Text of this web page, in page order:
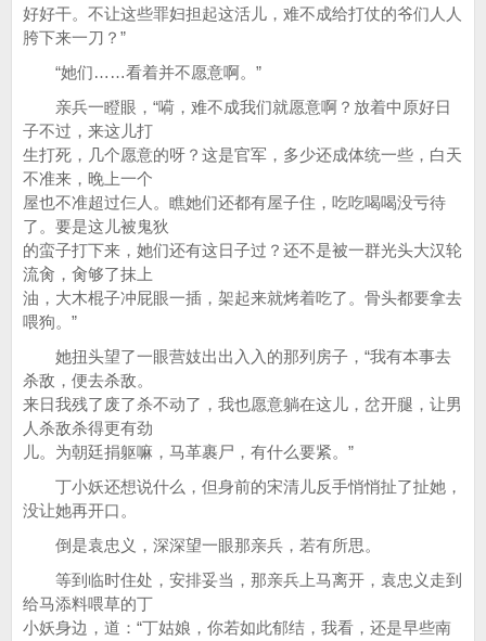
好好干。不让这些罪妇担起这活儿，难不成给打仗的爷们人人
胯下来一刀？”
“她们……看着并不愿意啊。”
亲兵一瞪眼，“嗬，难不成我们就愿意啊？放着中原好日
子不过，来这儿打
生打死，几个愿意的呀？这是官军，多少还成体统一些，白天
不准来，晚上一个
屋也不准超过仨人。瞧她们还都有屋子住，吃吃喝喝没亏待
了。要是这儿被鬼狄
的蛮子打下来，她们还有这日子过？还不是被一群光头大汉轮
流肏，肏够了抹上
油，大木棍子冲屁眼一插，架起来就烤着吃了。骨头都要拿去
喂狗。”
她扭头望了一眼营妓出出入入的那列房子，“我有本事去
杀敌，便去杀敌。
来日我残了废了杀不动了，我也愿意躺在这儿，岔开腿，让男
人杀敌杀得更有劲
儿。为朝廷捐躯嘛，马革裹尸，有什么要紧。”
丁小妖还想说什么，但身前的宋清儿反手悄悄扯了扯她，
没让她再开口。
倒是袁忠义，深深望一眼那亲兵，若有所思。
等到临时住处，安排妥当，那亲兵上马离开，袁忠义走到
给马添料喂草的丁
小妖身边，道：“丁姑娘，你若如此郁结，我看，还是早些南